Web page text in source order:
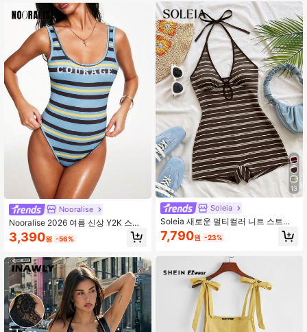
Nooralise
Nooralise 2026 여름 신상 Y2K 스트
라이프 화려한 1피스 수영복, 오픈백
트라이앵글 하이컷 비치 1피스, 캐주
리트 스타일에 적합
3,390원 -56%
13
Soleia
Soleia 새로운 멀티컬러 니트 스트라
이프 홀터 백리스 미니 롬퍼, 가을/겨
울 레이어링 아이템, 할로윈, 새해, 카
이너웨어 및 아우터웨어
7,790원 -23%